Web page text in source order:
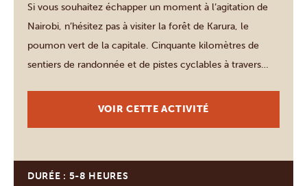
Si vous souhaitez échapper un moment à l’agitation de
Nairobi, n’hésitez pas à visiter la forêt de Karura, le
poumon vert de la capitale. Cinquante kilomètres de
sentiers de randonnée et de pistes cyclables à travers
d’eucalyptus et de bambous ainsi que de vastes prairies
VOIR CETTE ACTIVITÉ
DURÉE : 5-8 HEURES